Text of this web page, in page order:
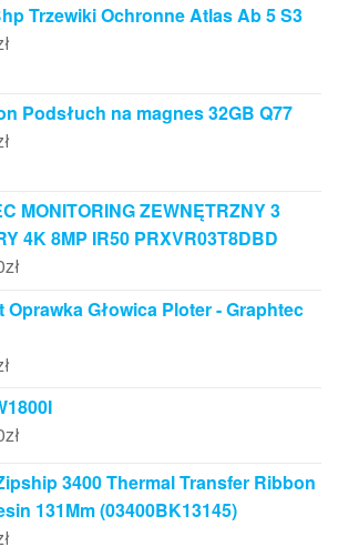
Trzewiki Ochronne Atlas Ab 5 S3
Podsłuch na magnes 32GB Q77
MONITORING ZEWNĘTRZNY 3
4K 8MP IR50 PRXVR03T8DBD
zł
Oprawka Głowica Ploter - Graphtec
zł
3400 Thermal Transfer Ribbon
131Mm (03400BK13145)